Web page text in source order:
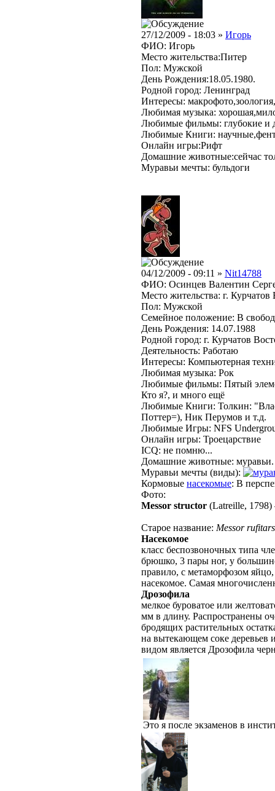
27/12/2009 - 18:03 » Игорь
ФИО: Игорь
Место жительства:Питер
Пол: Мужской
День Рождения:18.05.1980.
Родной город: Ленинград
Интересы:
Любимая музыка:
Любимые фильмы: глубокие и
Любимые Книги:
Онлайн игры:Рифт
Домашние животные:сейчас
Муравьи мечты: бульдоги
04/12/2009 - 09:11 » Nit14788
ФИО: Осинцев Валентин
Место жительства: г.
Пол: Мужской
Семейное положение: В
День Рождения: 14.07.1988
Родной город: г. Курчатов
Деятельность: Работаю
Интересы: Компьютерная
Любимая музыка: Рок
Любимые фильмы: Пятый
Кто я?, и много ещё
Любимые Книги: Толкин:
Поттер=), Ник Перумов и т.д.
Любимые Игры: NFS
Онлайн игры: Троецарствие
ICQ: не помню...
Домашние животные: муравьи.
Муравьи мечты (виды):
Кормовые насекомые: В
Фото:
Messor structor (Latreille, 1798)
Старое название: Messor
Насекомое
класс беспозвоночных типа
брюшко, 3 пары ног, у
правило, с метаморфозом
насекомое. Самая
Дрозофила
мелкое буроватое или
мм в длину. Распространены
бродящих растительных
на вытекающем соке деревьев
видом является Дрозофила
Это я после экзаменов в